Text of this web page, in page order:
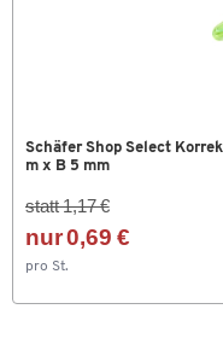
Schäfer Shop Select
m x B 5 mm
statt 1,17 €
nur 0,69 €
pro St.